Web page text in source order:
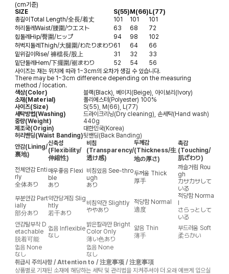
(cm기준)
SIZE
S(55)M(66)L(77)
총길이Total Length/全長/着丈 101 101
101
허리둘레Waist/腰圍/ウエスト 63 68
72
힙둘레Hip/臀圍/ヒップ 94 98
102
허벅지둘레Thigh/大腿圍/わたりまわり61 64
66
밑위길이Rise/ 褲檔長/股上 31 32
33
밑단둘레Hem/下擺圍/裾まわり 52 54
56
사이즈는 재는 위치에 따라 1~3cm의 오차가 생길 수 있습니다.
There may be 1~3cm difference depending on the measuring
method / location.
색상(Color)
블랙(Black), 베이지(Beige), 아이보리(Ivory)
소재(Material)
폴리에스터(Polyester) 100%
사이즈(Size)
S(55), M(66), L(77)
세탁방법(Washing)
드라이크리닝(Dry cleaning), 손세탁(Hand wash)
중량(Weight)
440g
제조국(Origin)
대한민국(Korea)
허리밴딩(Waist Banding)뒷밴딩(Back Banding)
안감(Lining/
裏地)
신축성
(Flexibility/
伸縮性)
비침
(Transparency/
透け感)
두께감
(Thickness/生
地の厚さ)
촉감
(Touching/
肌ざわり)
전체안감 Enti
rly
全体あり
매우좋음 Flexi
ble
あり
비침있음 See-thro
ugh
あり
두꺼움 Thick
厚手
까슬거림 Rou
gh
カサカサして
いる
부분안감 Part
ially
部分あり
약간당겨짐 Slig
htly
若干あり
비침약간 Slightly
ややあり
적당함 Normal
適度
적당함 Norma
l
さらっとして
いる
안감탈부착 D
etachable
脱着可能
없음 Inflexible
なし
밝은칼라만 Bright
Color Only
薄い色あり
얇음 Thin
薄手
부드러움 Soft
柔らかい
없음 None
なし
없음 None
なし
취급시 주의사항 / Attention to / 注意事项 / 注意事項
상품별로 기재된 소재에 해당하는 세탁 및 관리법을 지켜주셔야 더 오래 예쁘게 입으실